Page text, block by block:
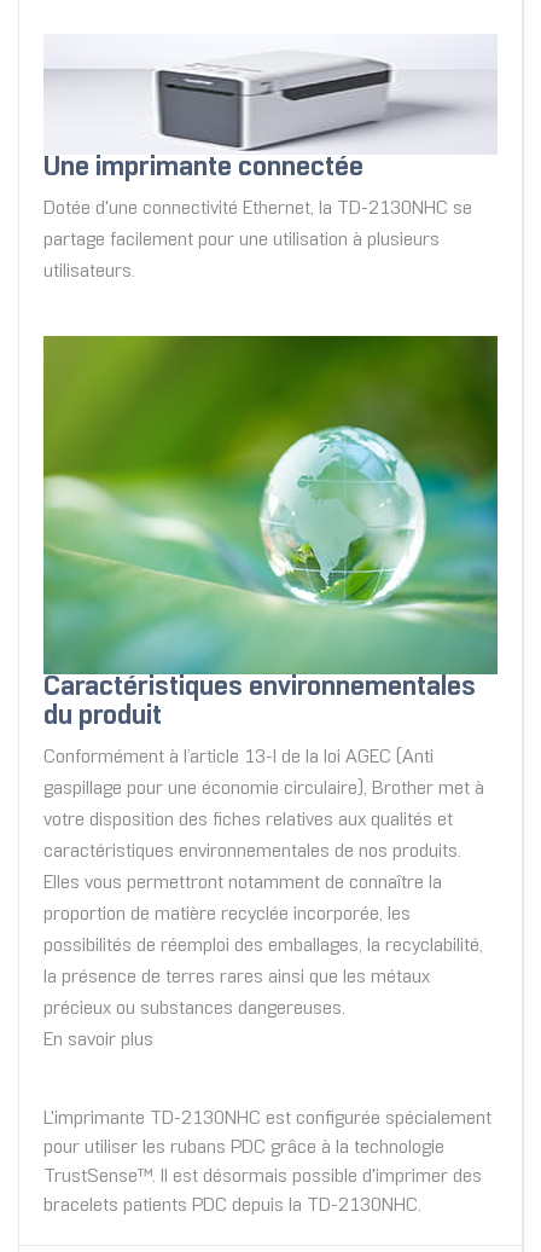
Une imprimante connectée
Dotée d'une connectivité Ethernet, la TD-2130NHC se
partage facilement pour une utilisation à plusieurs
utilisateurs.
Caractéristiques environnementales
du produit
Conformément à l’article 13-l de la loi AGEC (Anti
gaspillage pour une économie circulaire), Brother met à
votre disposition des fiches relatives aux qualités et
caractéristiques environnementales de nos produits.
Elles vous permettront notamment de connaître la
proportion de matière recyclée incorporée, les
possibilités de réemploi des emballages, la recyclabilité,
la présence de terres rares ainsi que les métaux
précieux ou substances dangereuses.
En savoir plus
L'imprimante TD-2130NHC est configurée spécialement
pour utiliser les rubans PDC grâce à la technologie
TrustSense™. Il est désormais possible d'imprimer des
bracelets patients PDC depuis la TD-2130NHC.